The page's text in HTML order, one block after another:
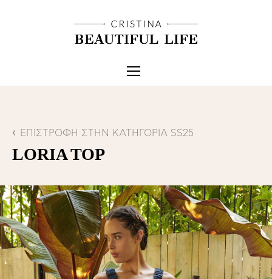
ΕΠΙΣΤΡΟΦΗ ΣΤΗΝ ΚΑΤΗΓΟΡΙΑ SS25
LORIA TOP